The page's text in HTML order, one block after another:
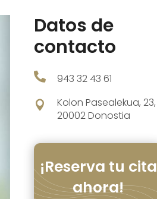
Datos de
contacto
 943 32 43 61

Kolon Pasealekua, 23,
20002 Donostia
¡Reserva tu cita
ahora!